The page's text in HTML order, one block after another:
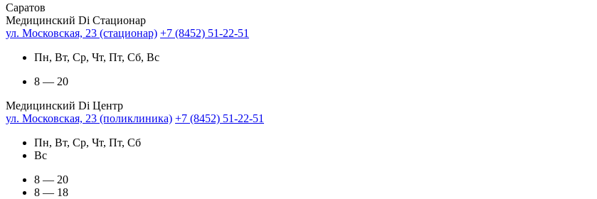
Саратов
Медицинский Di Стационар
ул. Московская, 23 (стационар) +7 (8452) 51-22-51
Пн, Вт, Ср, Чт, Пт, Сб, Вс
8 — 20
Медицинский Di Центр
ул. Московская, 23 (поликлиника) +7 (8452) 51-22-51
Пн, Вт, Ср, Чт, Пт, Сб
Вс
8 — 20
8 — 18